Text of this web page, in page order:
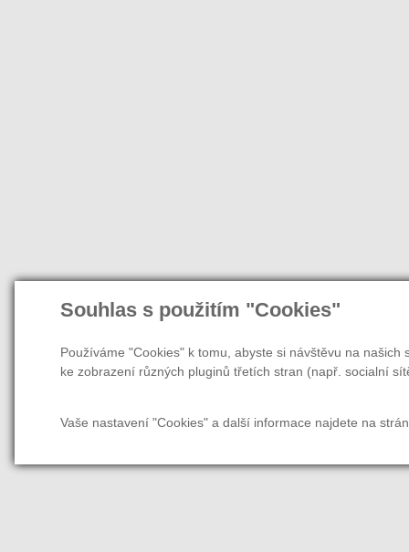
Souhlas s použitím "Cookies"
Používáme "Cookies" k tomu, abyste si návštěvu na
ke zobrazení různých pluginů třetích stran (např. socialní
Vaše nastavení "Cookies" a další informace najdete na